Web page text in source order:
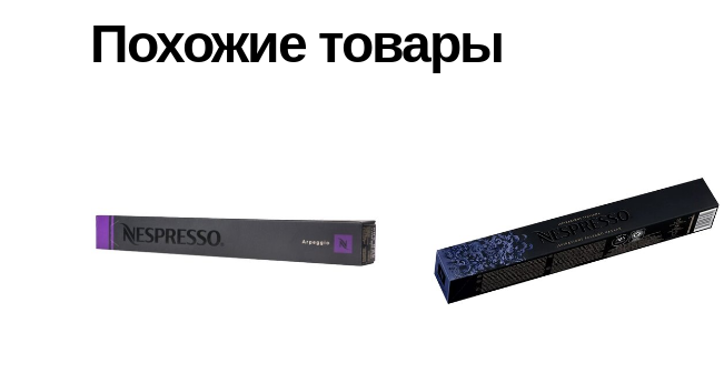
Похожие товары